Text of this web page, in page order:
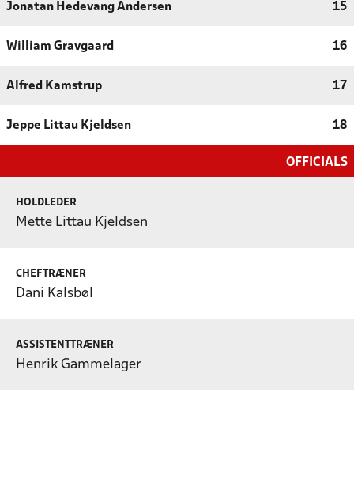
Jonatan Hedevang Andersen 15
William Gravgaard 16
Alfred Kamstrup 17
Jeppe Littau Kjeldsen 18
OFFICIALS
HOLDLEDER
Mette Littau Kjeldsen
CHEFTRÆNER
Dani Kalsbøl
ASSISTENTTRÆNER
Henrik Gammelager